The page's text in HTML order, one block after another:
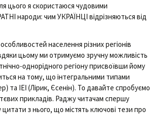
цього я скористаюся чудовими
народи: чим УКРАЇНЦІ відрізняються від
населення різних регіонів
цьому ми отримуємо зручну можливість
однорідного регіону присвоївши йому
на тому, що інтегральними типами
та ІЕІ (Лірик, Єсенін). То давайте спробуємо
прикладів. Раджу читачам спершу
з нього, що містять ключові тези про